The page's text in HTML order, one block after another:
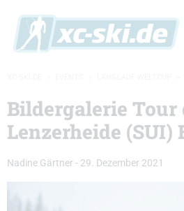
Bildergalerie Tour
Lenzerheide (SUI)
Nadine Gärtner - 29. Dezember 2021